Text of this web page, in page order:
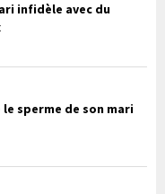
infidèle avec du
le sperme de son mari